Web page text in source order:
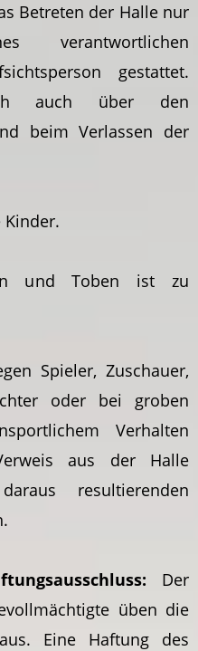
Betreten der Halle nur
verantwortlichen
gestattet.
auch über den
beim Verlassen der
und Toben ist zu
Spieler, Zuschauer,
oder bei groben
Verhalten
aus der Halle
resultierenden
Der
üben die
Eine Haftung des